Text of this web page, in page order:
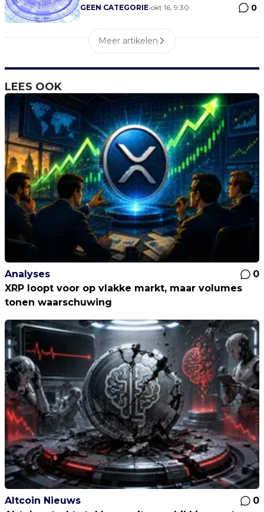
GEEN CATEGORIE•okt 16, 9:30 0
Meer artikelen
LEES OOK
Analyses
0
XRP loopt voor op vlakke markt, maar volumes
tonen waarschuwing
Altcoin Nieuws
0